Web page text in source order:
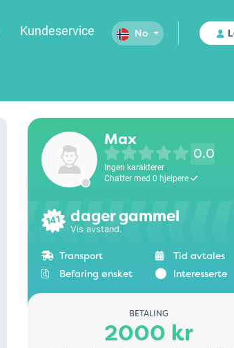
Kundeservice No
Max
0.0
Ingen karakterer
Chatter med 0 hjelpere
141 dager gammel
Vis avstand.
Transport
Tid avtales
Befaring ønsket
Interesserte
BETALING
2000 kr